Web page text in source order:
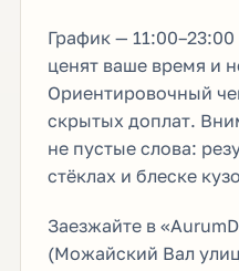
График —
ценят ваше время и
Ориентировочный
скрытых доплат.
не пустые слова:
стёклах и блеске
Заезжайте в
(Можайский Вал